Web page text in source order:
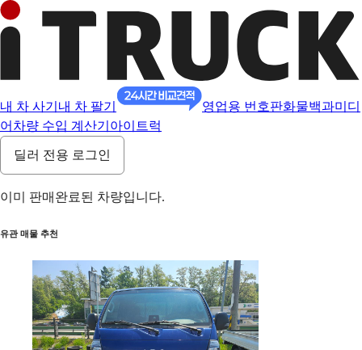
내 차 사기 내 차 팔기 영업용 번호판화물백과미디
어 차량 수입 계산기 아이트럭
딜러 전용 로그인
이미 판매완료된 차량입니다.
유관 매물 추천